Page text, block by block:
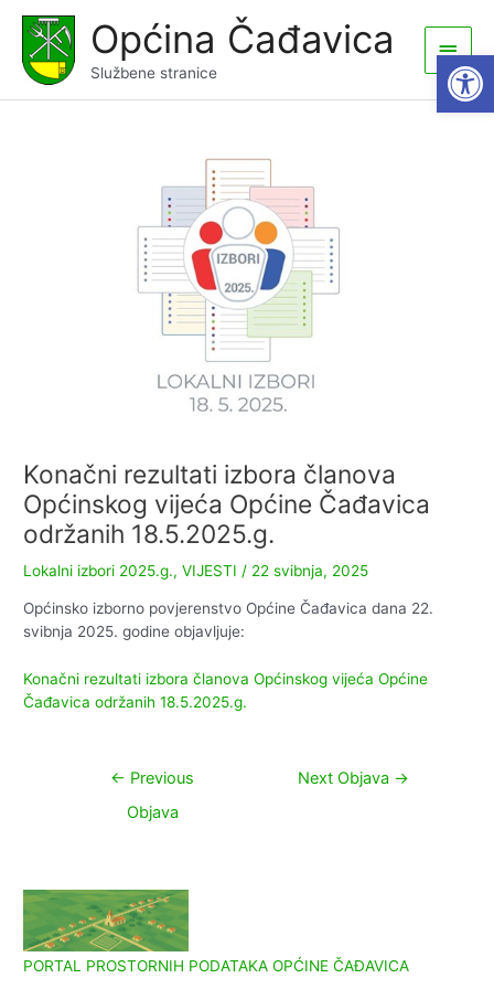
content
Općina Čađavica
Službene stranice
Main
Menu
Konačni rezultati izbora članova
Općinskog vijeća Općine Čađavica
održanih 18.5.2025.g.
Lokalni izbori 2025.g.,VIJESTI / 22 svibnja, 2025
Općinsko izborno povjerenstvo Općine Čađavica dana 22.
svibnja 2025. godine objavljuje:
Konačni rezultati izbora članova Općinskog vijeća Općine
Čađavica održanih 18.5.2025.g.
Navigacija
← Previous
Objava
Next Objava →
PORTAL PROSTORNIH PODATAKA OPĆINE ČAĐAVICA